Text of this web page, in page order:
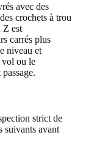
avec des
crochets à trou
Z est
carrés plus
niveau et
vol ou le
strict de
suivants avant